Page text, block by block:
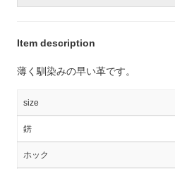
Item description
薄く馴染みの早い革です。
size
錺
ホック